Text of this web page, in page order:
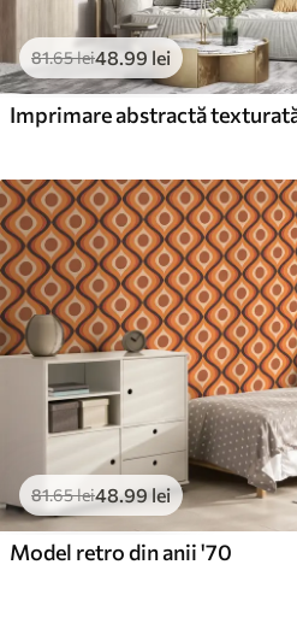
81.65lei48.99 lei
81.65lei48.99 lei
Model retro din anii '70